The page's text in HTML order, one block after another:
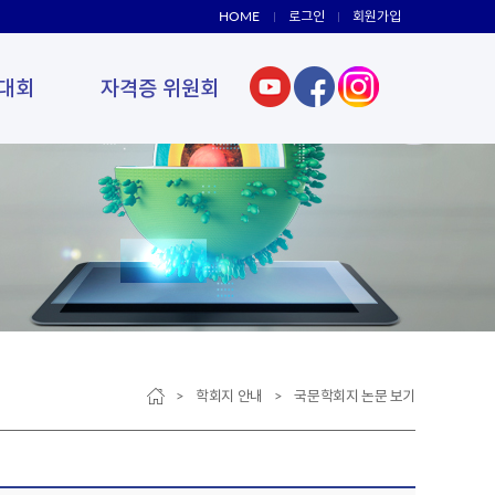
HOME 로그인 회원가입
회 자격증 위원회
> 학회지 안내 > 국문학회지 논문 보기